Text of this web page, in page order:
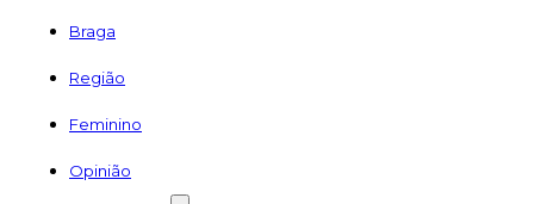
Braga
Região
Feminino
Opinião